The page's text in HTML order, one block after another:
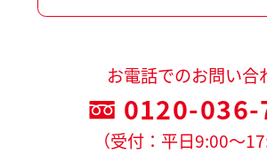
お電話でのお問い合
0120-036-
（受付：平日9:00～